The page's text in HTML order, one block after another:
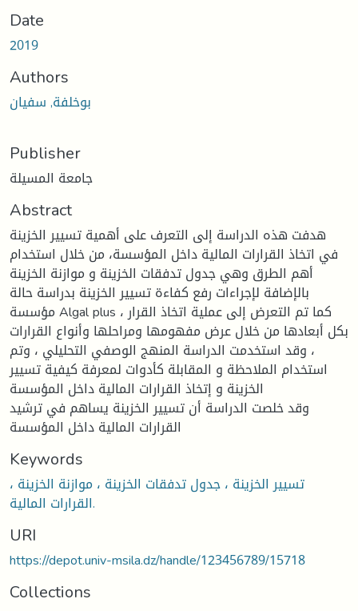
Date
2019
Authors
بوخلفة, سفيان
Publisher
جامعة المسيلة
Abstract
هدفت هذه الدراسة إلى التعرف على أهمية تسيير الخزينة
في اتخاذ القرارات المالية داخل المؤسسة، من خلال استخدام
أهم الطرق وهي جدول تدفقات الخزينة و موازنة الخزينة
بالإضافة لإجراءات رفع كفاءة تسيير الخزينة بدراسة حالة
مؤسسة Algal plus ، كما تم التعرض إلى عملية اتخاذ القرار
بكل أبعادها من خلال عرض مفهومها ومراحلها وأنواع القرارات
، وقد استخدمت الدراسة المنهج الوصفي التحليلي ، وتم
استخدام الملاحظة و المقابلة كأدوات لمعرفة كيفية تسيير
الخزينة و إتخاذ القرارات المالية داخل المؤسسة
وقد خلصت الدراسة أن تسيير الخزينة يساهم في ترشيد
القرارات المالية داخل المؤسسة
Keywords
تسيير الخزينة ، جدول تدفقات الخزينة ، موازنة الخزينة ،
القرارات المالية.
URI
https://depot.univ-msila.dz/handle/123456789/15718
Collections